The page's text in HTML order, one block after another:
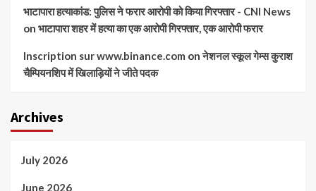
भाटापारा हत्याकांड: पुलिस ने फरार आरोपी को किया गिरफ्तार - CNI News
on भाटापारा शहर में हत्या का एक आरोपी गिरफ्तार, एक आरोपी फरार
Inscription sur www.binance.com onनेशनल स्कूल गेम्स कुराश
चैम्पियनशिप में खिलाड़ियों ने जीते पदक
Archives
July 2026
June 2026